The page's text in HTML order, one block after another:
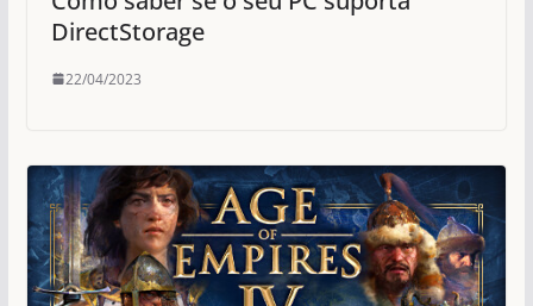
DirectStorage
22/04/2023